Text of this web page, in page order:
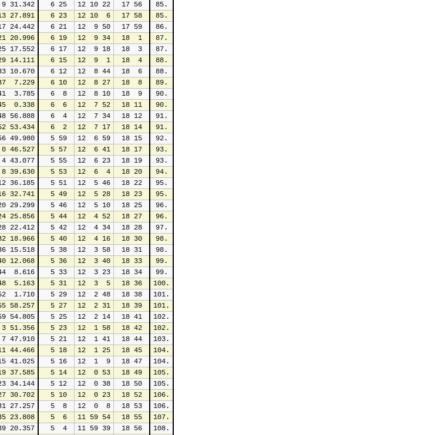
31.342 6 25 12 10 22 17 56
85.
27.891 6 23 12 10  6 17 58
85.
24.442 6 21 12  9 50 17 59
86.
20.996 6 19 12  9 34 18  1
87.
17.552 6 17 12  9 18 18  3
87.
14.111 6 15 12  9  1 18  4
88.
10.670 6 12 12  8 44 18  6
88.
7.229 6 10 12  8 27 18  8
89.
3.785 6  8 12  8 10 18  9
90.
0.338 6  6 12  7 52 18 11
90.
56.888 6  4 12  7 34 18 12
91.
53.434 6  2 12  7 17 18 14
91.
49.980 5 59 12  6 59 18 15
92.
46.527 5 57 12  6 41 18 17
93.
43.077 5 55 12  6 23 18 19
93.
39.630 5 53 12  6  4 18 20
94.
36.185 5 51 12  5 46 18 22
95.
32.741 5 49 12  5 28 18 23
95.
29.299 5 46 12  5 10 18 25
96.
25.856 5 44 12  4 52 18 27
96.
22.412 5 42 12  4 34 18 28
97.
18.966 5 40 12  4 16 18 30
98.
15.518 5 38 12  3 58 18 31
98.
12.068 5 36 12  3 40 18 33
99.
8.616 5 33 12  3 23 18 34
99.
5.163 5 31 12  3  5 18 36
100.
1.710 5 29 12  2 48 18 38
101.
58.257 5 27 12  2 31 18 39
101.
54.805 5 25 12  2 14 18 41
102.
51.356 5 23 12  1 58 18 42
102.
47.910 5 21 12  1 41 18 44
103.
44.466 5 18 12  1 25 18 45
104.
41.025 5 16 12  1  9 18 47
104.
37.585 5 14 12  0 53 18 49
105.
34.144 5 12 12  0 38 18 50
105.
30.702 5 10 12  0 23 18 52
106.
27.257 5  8 12  0  8 18 53
106.
23.808 5  6 11 59 54 18 55
107.
20.357 5  4 11 59 39 18 56
108.